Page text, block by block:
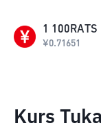
1 100RATS
¥0.71651
Kurs